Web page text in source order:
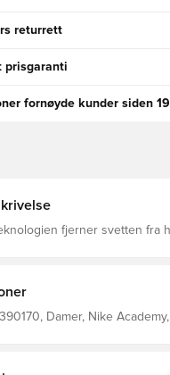
returrett
prisgaranti
fornøyde kunder siden
fjerner svetten fra
Damer, Nike